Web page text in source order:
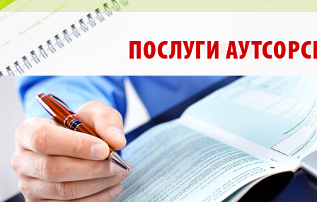
ПОСЛУГИ